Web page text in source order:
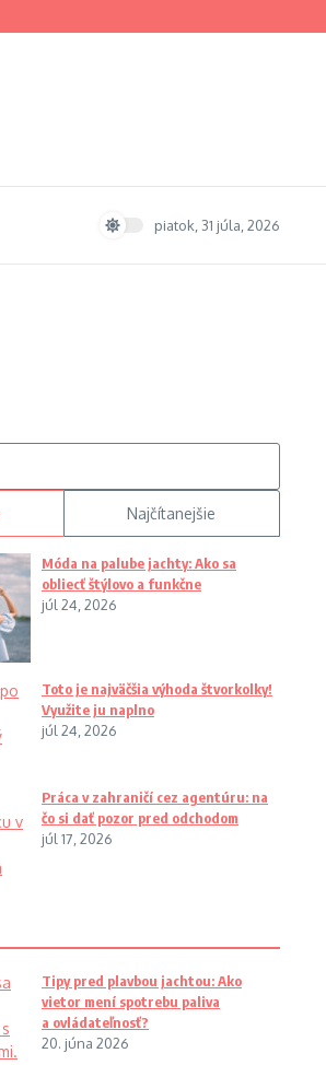
piatok, 31 júla, 2026
Najčítanejšie
Móda na palube jachty: Ako sa
obliecť štýlovo a funkčne
júl 24, 2026
Toto je najväčšia výhoda štvorkolky!
Využite ju naplno
júl 24, 2026
Práca v zahraničí cez agentúru: na
čo si dať pozor pred odchodom
júl 17, 2026
Tipy pred plavbou jachtou: Ako
vietor mení spotrebu paliva
a ovládateľnosť?
20. júna 2026